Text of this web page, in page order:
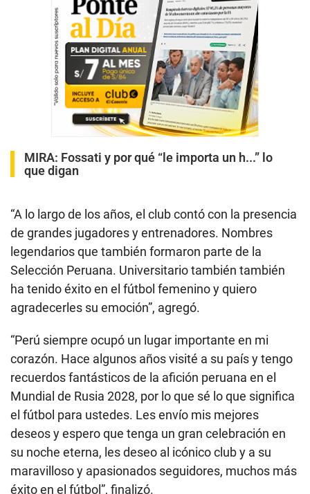
MIRA: Fossati y por qué “le importa un h...” lo
que digan
“A lo largo de los años, el club contó con la presencia
de grandes jugadores y entrenadores. Nombres
legendarios que también formaron parte de la
Selección Peruana. Universitario también también
ha tenido éxito en el fútbol femenino y quiero
agradecerles su emoción”, agregó.
“Perú siempre ocupó un lugar importante en mi
corazón. Hace algunos años visité a su país y tengo
recuerdos fantásticos de la afición peruana en el
Mundial de Rusia 2028, por lo que sé lo que significa
el fútbol para ustedes. Les envío mis mejores
deseos y espero que tenga un gran celebración en
su noche eterna, les deseo al icónico club y a su
maravilloso y apasionados seguidores, muchos más
éxito en el fútbol”, finalizó.